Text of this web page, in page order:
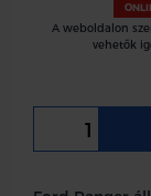
A weboldalon
vehetők